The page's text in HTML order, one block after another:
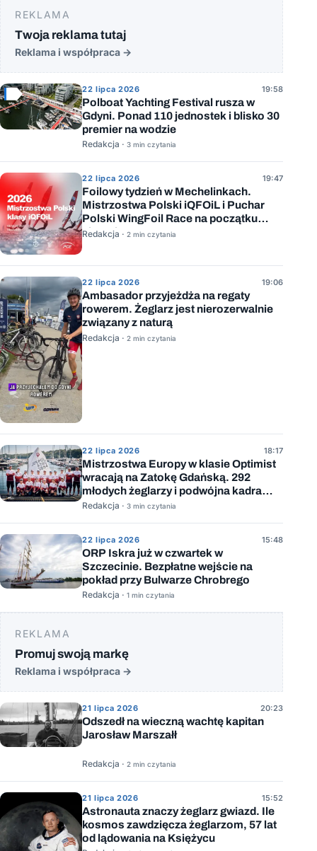
REKLAMA
Twoja reklama tutaj
Reklama i współpraca →
22 lipca 2026 19:58
Polboat Yachting Festival rusza w
Gdyni. Ponad 110 jednostek i blisko 30
premier na wodzie
Redakcja · 3 min czytania
22 lipca 2026 19:47
Foilowy tydzień w Mechelinkach.
Mistrzostwa Polski iQFOiL i Puchar
Polski WingFoil Race na początku
sierpnia
Redakcja · 2 min czytania
22 lipca 2026 19:06
Ambasador przyjeżdża na regaty
rowerem. Żeglarz jest nierozerwalnie
związany z naturą
Redakcja · 2 min czytania
22 lipca 2026 18:17
Mistrzostwa Europy w klasie Optimist
wracają na Zatokę Gdańską. 292
młodych żeglarzy i podwójna kadra
Polski
Redakcja · 3 min czytania
22 lipca 2026 15:48
ORP Iskra już w czwartek w
Szczecinie. Bezpłatne wejście na
pokład przy Bulwarze Chrobrego
Redakcja · 1 min czytania
REKLAMA
Promuj swoją markę
Reklama i współpraca →
21 lipca 2026 20:23
Odszedł na wieczną wachtę kapitan
Jarosław Marszałł
Redakcja · 2 min czytania
21 lipca 2026 15:52
Astronauta znaczy żeglarz gwiazd. Ile
kosmos zawdzięcza żeglarzom, 57 lat
od lądowania na Księżycu